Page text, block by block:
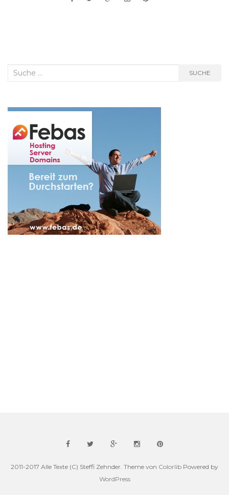
Suche
SUCHE
2011-2017 Alle Texte (C) Steffi Zehnder. Theme von Colorlib Powered by
WordPress